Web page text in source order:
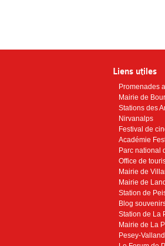
Liens utiles
Promenades
Mairie de
Stations des
Nirvanalps
Festival de
Académie
Parc national
Office de
Mairie de
Mairie de
Station de
Blog
Station de La
Mairie de La
Pesey-